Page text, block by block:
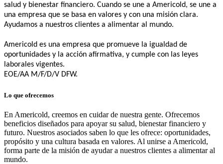
salud y bienestar financiero. Cuando se une a Americold, se une a
una empresa que se basa en valores y con una misión clara.
Ayudamos a nuestros clientes a alimentar al mundo.
Americold es una empresa que promueve la igualdad de
oportunidades y la acción afirmativa, y cumple con las leyes
laborales vigentes.
EOE/AA M/F/D/V DFW.
Lo que ofrecemos
En Americold, creemos en cuidar de nuestra gente. Ofrecemos
beneficios diseñados para apoyar su salud, bienestar financiero y
futuro. Nuestros asociados saben lo que les ofrece: oportunidades,
propósito y una cultura basada en valores. Al unirse a Americold,
forma parte de la misión de ayudar a nuestros clientes a alimentar al
mundo.